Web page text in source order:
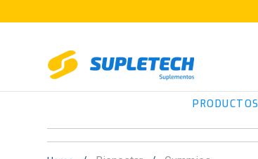
PRODUCTOS